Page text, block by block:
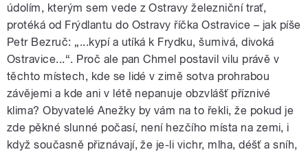
údolím, kterým sem vede z Ostravy železniční trať,
protéká od Frýdlantu do Ostravy říčka Ostravice – jak píše
Petr Bezruč: „...kypí a utíká k Frydku, šumivá, divoká
Ostravice...“. Proč ale pan Chmel postavil vilu právě v
těchto místech, kde se lidé v zimě sotva prohrabou
závějemi a kde ani v létě nepanuje obzvlášť příznivé
klima? Obyvatelé Anežky by vám na to řekli, že pokud je
zde pěkné slunné počasí, není hezčího místa na zemi, i
když současně přiznávají, že je-li vichr, mlha, déšť a sníh,